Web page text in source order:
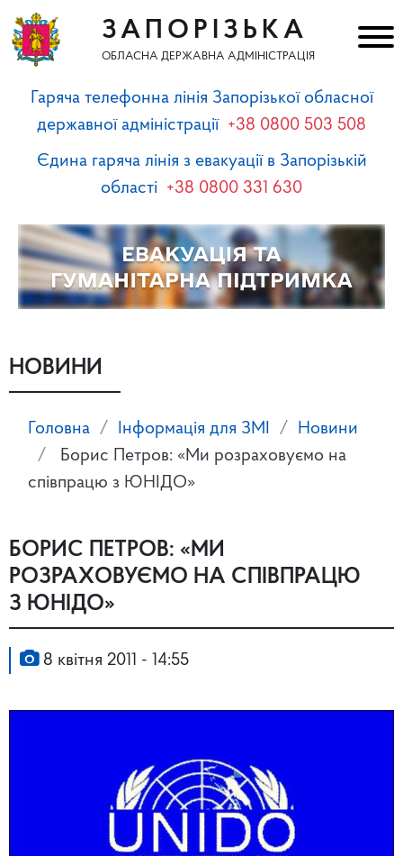
ЗАПОРІЗЬКА
ОБЛАСНА ДЕРЖАВНА АДМІНІСТРАЦІЯ
Гаряча телефонна лінія Запорізької обласної
державної адміністрації +38 0800 503 508
Єдина гаряча лінія з евакуації в Запорізькій
області +38 0800 331 630
НОВИНИ
Головна Інформація для ЗМІ
Новини
Борис Петров: «Ми розраховуємо на
співпрацю з ЮНІДО»
БОРИС ПЕТРОВ: «МИ
РОЗРАХОВУЄМО НА СПІВПРАЦЮ
З ЮНІДО»
8 квітня 2011 - 14:55